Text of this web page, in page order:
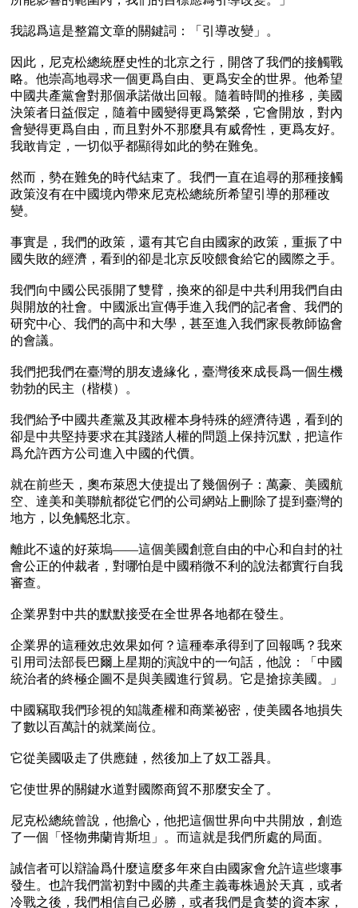
我認爲這是整篇文章的關鍵詞：「引導改變」。
因此，尼克松總統歷史性的北京之行，開啓了我們的接觸戰
略。他崇高地尋求一個更爲自由、更爲安全的世界。他希望
中國共產黨會對那個承諾做出回報。隨着時間的推移，美國
決策者日益假定，隨着中國變得更爲繁榮，它會開放，對內
會變得更爲自由，而且對外不那麼具有威脅性，更爲友好。
我敢肯定，一切似乎都顯得如此的勢在難免。
然而，勢在難免的時代結束了。我們一直在追尋的那種接觸
政策沒有在中國境內帶來尼克松總統所希望引導的那種改
變。
事實是，我們的政策，還有其它自由國家的政策，重振了中
國失敗的經濟，看到的卻是北京反咬餵食給它的國際之手。
我們向中國公民張開了雙臂，換來的卻是中共利用我們自由
與開放的社會。中國派出宣傳手進入我們的記者會、我們的
研究中心、我們的高中和大學，甚至進入我們家長教師協會
的會議。
我們把我們在臺灣的朋友邊緣化，臺灣後來成長爲一個生機
勃勃的民主（楷模）。
我們給予中國共產黨及其政權本身特殊的經濟待遇，看到的
卻是中共堅持要求在其踐踏人權的問題上保持沉默，把這作
爲允許西方公司進入中國的代價。
就在前些天，奧布萊恩大使提出了幾個例子：萬豪、美國航
空、達美和美聯航都從它們的公司網站上刪除了提到臺灣的
地方，以免觸怒北京。
離此不遠的好萊塢——這個美國創意自由的中心和自封的社
會公正的仲裁者，對哪怕是中國稍微不利的說法都實行自我
審查。
企業界對中共的默默接受在全世界各地都在發生。
企業界的這種效忠效果如何？這種奉承得到了回報嗎？我來
引用司法部長巴爾上星期的演說中的一句話，他說：「中國
統治者的終極企圖不是與美國進行貿易。它是搶掠美國。」
中國竊取我們珍視的知識產權和商業祕密，使美國各地損失
了數以百萬計的就業崗位。
它從美國吸走了供應鏈，然後加上了奴工器具。
它使世界的關鍵水道對國際商貿不那麼安全了。
尼克松總統曾說，他擔心，他把這個世界向中共開放，創造
了一個「怪物弗蘭肯斯坦」。而這就是我們所處的局面。
誠信者可以辯論爲什麼這麼多年來自由國家會允許這些壞事
發生。也許我們當初對中國的共產主義毒株過於天真，或者
冷戰之後，我們相信自己必勝，或者我們是貪婪的資本家，